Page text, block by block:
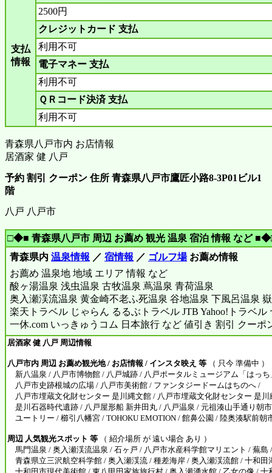
支払
情報
2500円
クレジットカード 支払
利用不可
電子マネー 支払
利用不可
ＱＲコード決済 支払
利用不可
青森県八戸市内 お店情報
居酒家 健 八戸
予約 割引 クーポン 住所 青森県八戸市鷹匠小路8-3P01ビル1
階
八戸 八戸市
□◆■ 青森県八戸市 周辺 お薦め 観光 温泉 宿泊 情報 など
青森県内 温泉情報 ／ 宿情報 ／ ゴルフ場お薦め情報
お薦め 温泉地 地域 エリア 情報 など
酸ヶ湯温泉 浅虫温泉 古牧温泉 蔦温泉 青荷温泉
奥入瀬渓流温泉 黄金崎不老ふ死温泉 谷地温泉 下風呂温泉
楽天トラベル じゃらん るるぶトラベル JTB Yahoo!トラベル
一休.com いっきゅうコム 日本旅行 など 値引き 割引 クーポ
居酒家 健 八戸 周辺情報
八戸市内 周辺 お薦め観光地 / お店情報 / インスタ映え 等 （ 只今 準備中 ）
新八温泉 / 八戸市博物館 / 八戸城跡 / 八戸ポータルミュージアム「はっ
八戸市史跡根城の広場 / 八戸市美術館 / ファンタジードームはちのへ /
八戸市埋蔵文化財センター 是川縄文館 / 八戸市埋蔵文化財センター 是川
是川石器時代遺跡 / 八戸屋形船 新井田丸 / 八戸温泉 / 元祖湊山手通り朝
ユートリー / 櫛引八幡宮 / TOHOKU EMOTION / 館鼻公園 / 陸奥湊駅前朝
周辺 人気観光スポット 等 （ 紹介場所 が 遠い場合 あり ）
馬門温泉 / 奥入瀬渓流温泉 / 石ヶ戸 / 八戸市水産科学館マリエント / 蕪島 /
青森県立三沢航空科学館 / 奥入瀬渓流 / 種差海岸 / 奥入瀬渓流館 / 十和田